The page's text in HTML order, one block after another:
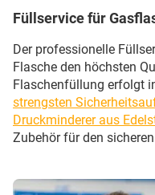
Füllservice für
Der professionelle
Flasche den höchsten
Flaschenfüllung erfolgt
strengsten
Druckminderer aus
Zubehör für den